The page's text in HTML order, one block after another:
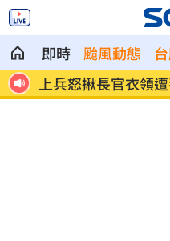
即時 颱風動態
聞
上兵怒揪長官衣領
壁